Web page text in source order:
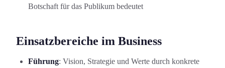
Botschaft für das Publikum bedeutet
Einsatzbereiche im Business
Führung: Vision, Strategie und Werte durch konkrete